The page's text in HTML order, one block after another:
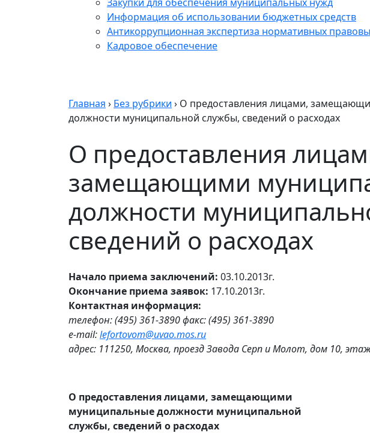
Информация об использовании бюджетных средств
Антикоррупционная экспертиза нормативных
Кадровое обеспечение
Главная › Без рубрики › О предоставления лицами,
должности муниципальной службы, сведений о расходах
О предоставления
замещающими
должности
сведений о расходах
Начало приема заключений: 03.10.2013г.
Окончание приема заявок: 17.10.2013г.
Контактная информация:
телефон: (495) 361-3890 факс: (495) 361-3890
e-mail:lefortovom@uvao.mos.ru
адрес: 111250, Москва, проезд Завода Серп и Молот, дом 10,
О предоставления лицами, замещающими
муниципальные должности муниципальной
службы, сведений о расходах